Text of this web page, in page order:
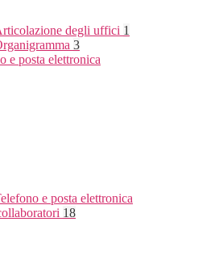
degli uffici 1
3
e posta elettronica
e posta elettronica
18